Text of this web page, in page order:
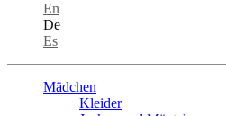
En
De
Es
Mädchen
Kleider